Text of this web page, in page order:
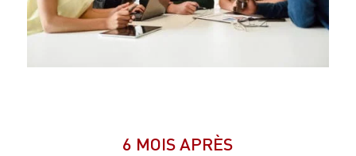
6 MOIS APRÈS